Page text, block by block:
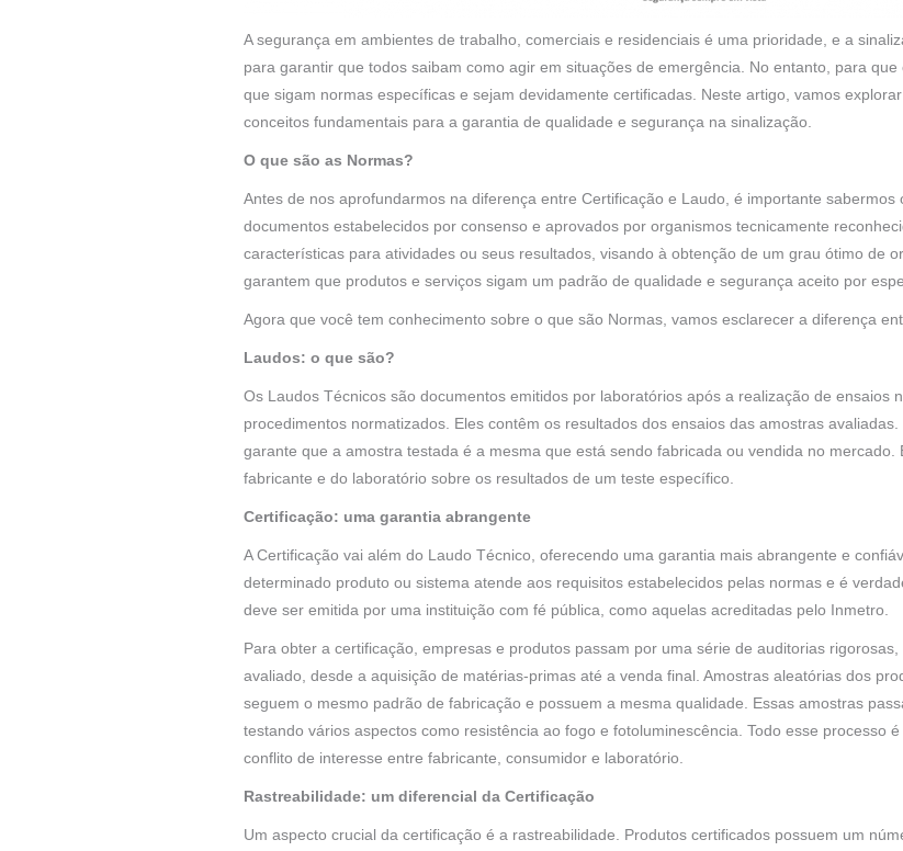
A segurança em ambientes de trabalho, comerciais e residenciais é uma prioridade, e a
para garantir que todos saibam como agir em situações de emergência. No entanto, para
que sigam normas específicas e sejam devidamente certificadas. Neste artigo, vamos
conceitos fundamentais para a garantia de qualidade e segurança na sinalização.
O que são as Normas?
Antes de nos aprofundarmos na diferença entre Certificação e Laudo, é importante sabermos
documentos estabelecidos por consenso e aprovados por organismos tecnicamente
características para atividades ou seus resultados, visando à obtenção de um grau ótimo de
garantem que produtos e serviços sigam um padrão de qualidade e segurança aceito por
Agora que você tem conhecimento sobre o que são Normas, vamos esclarecer a diferença
Laudos: o que são?
Os Laudos Técnicos são documentos emitidos por laboratórios após a realização de ensaios
procedimentos normatizados. Eles contêm os resultados dos ensaios das amostras
garante que a amostra testada é a mesma que está sendo fabricada ou vendida no
fabricante e do laboratório sobre os resultados de um teste específico.
Certificação: uma garantia abrangente
A Certificação vai além do Laudo Técnico, oferecendo uma garantia mais abrangente e
determinado produto ou sistema atende aos requisitos estabelecidos pelas normas e é
deve ser emitida por uma instituição com fé pública, como aquelas acreditadas pelo Inmetro.
Para obter a certificação, empresas e produtos passam por uma série de auditorias
avaliado, desde a aquisição de matérias-primas até a venda final. Amostras aleatórias dos
seguem o mesmo padrão de fabricação e possuem a mesma qualidade. Essas amostras
testando vários aspectos como resistência ao fogo e fotoluminescência. Todo esse processo
conflito de interesse entre fabricante, consumidor e laboratório.
Rastreabilidade: um diferencial da Certificação
Um aspecto crucial da certificação é a rastreabilidade. Produtos certificados possuem um